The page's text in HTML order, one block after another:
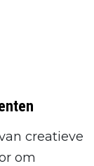
creatieve
om